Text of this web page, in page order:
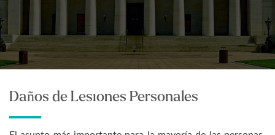
Daños de Lesiones Personales